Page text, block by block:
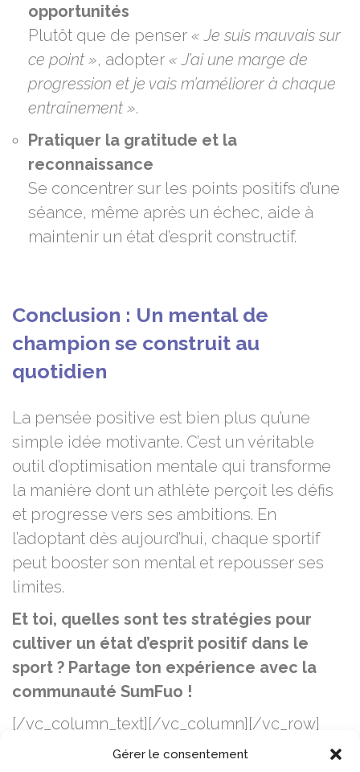
Gérer le consentement
opportunités
Plutôt que de penser « Je suis mauvais sur
ce point », adopter « J’ai une marge de
progression et je vais m’améliorer à chaque
entraînement ».
Pratiquer la gratitude et la
reconnaissance
Se concentrer sur les points positifs d’une
séance, même après un échec, aide à
maintenir un état d’esprit constructif.
Conclusion : Un mental de
champion se construit au
quotidien
La pensée positive est bien plus qu’une
simple idée motivante. C’est un véritable
outil d’optimisation mentale qui transforme
la manière dont un athlète perçoit les défis
et progresse vers ses ambitions. En
l’adoptant dès aujourd’hui, chaque sportif
peut booster son mental et repousser ses
limites.
Et toi, quelles sont tes stratégies pour
cultiver un état d’esprit positif dans le
sport ? Partage ton expérience avec la
communauté SumFuo !
[/vc_column_text][/vc_column][/vc_row]